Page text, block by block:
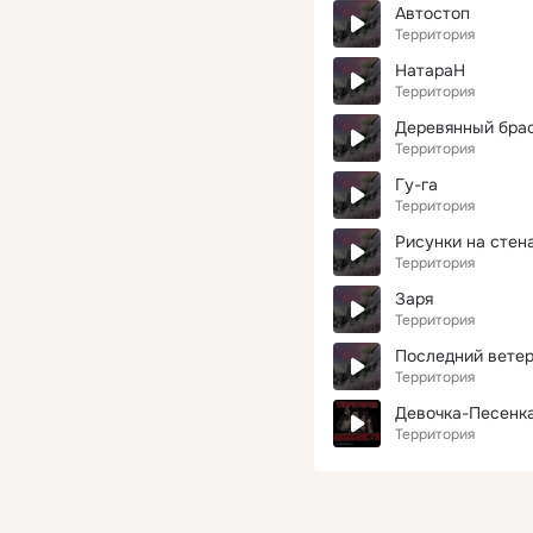
Автостоп
Территория
НатараН
Территория
Деревянный
Территория
Гу-га
Территория
Рисунки на
Территория
Заря
Территория
Последний ветер
Территория
Девочка-
Территория